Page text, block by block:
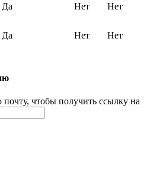
Да Нет Нет
Да Нет Нет
чтобы получить ссылку на